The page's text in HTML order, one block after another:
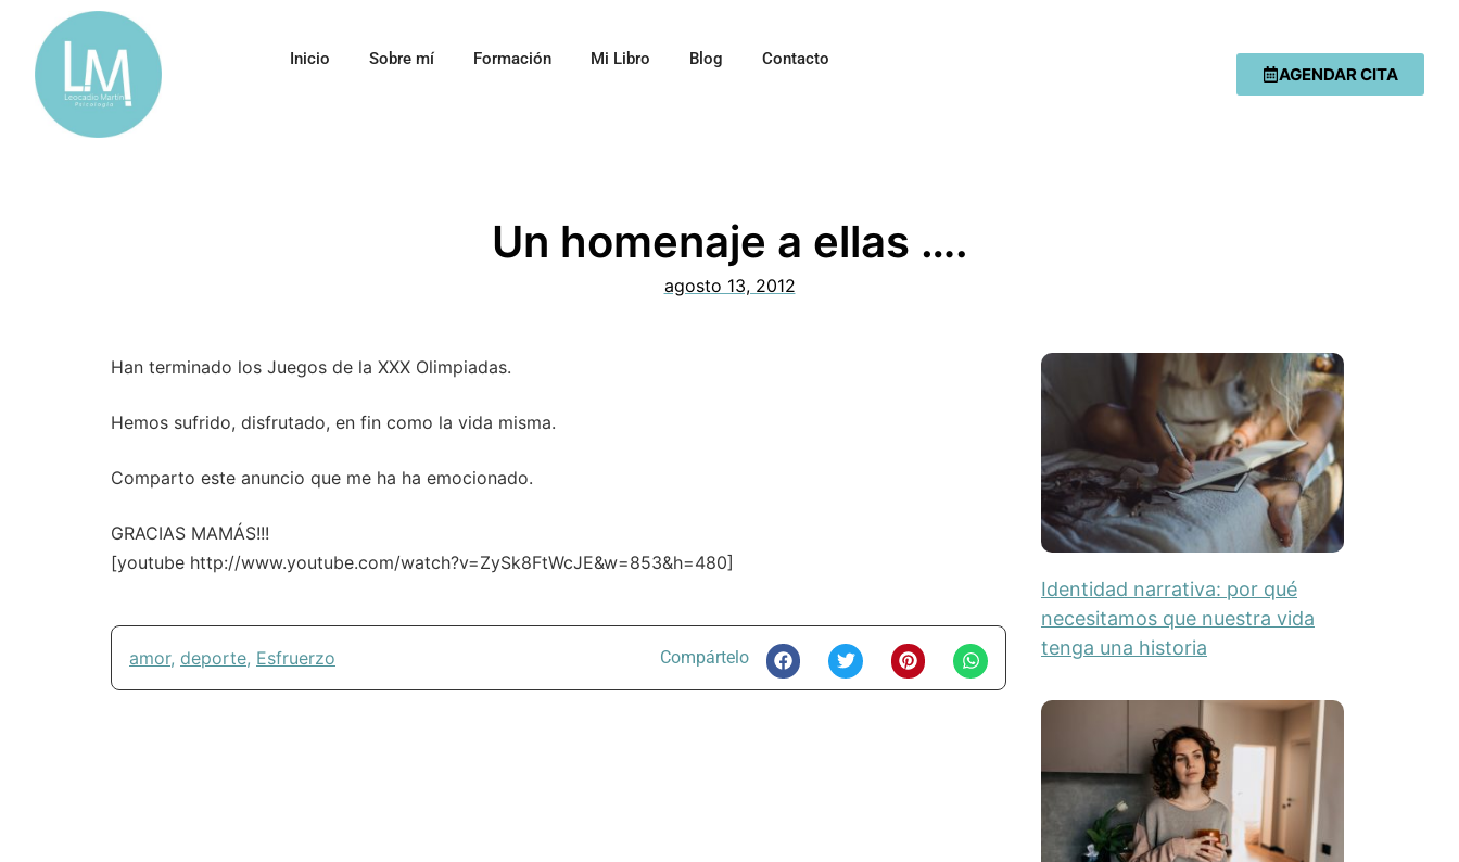
Inicio Sobre mí Formación Mi Libro Blog Contacto
AGENDAR CITA
Un homenaje a ellas ….
agosto 13, 2012
Han terminado los Juegos de la XXX Olimpiadas.
Hemos sufrido, disfrutado, en fin como la vida misma.
Comparto este anuncio que me ha ha emocionado.
GRACIAS MAMÁS!!!
[youtube http://www.youtube.com/watch?v=ZySk8FtWcJE&w=853&h=480]
amor, deporte, Esfruerzo Compártelo
Identidad narrativa: por qué
necesitamos que nuestra vida
tenga una historia